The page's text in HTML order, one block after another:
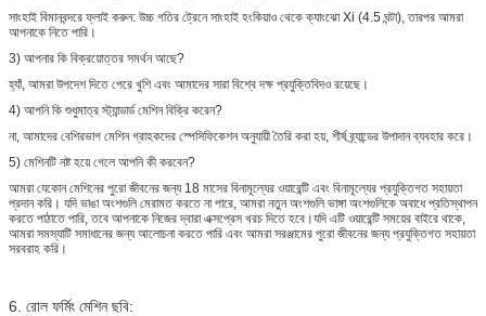
সাংহাই বিমানবন্দরে ফ্লাই করুন: উচ্চ গতির ট্রেনে সাংহাই হংকিয়াও থেকে ক্যাংঝো Xi (4.5 ঘন্টা), তারপর আমরা
আপনাকে নিতে পারি।
3) আপনার কি বিক্রয়োত্তর সমর্থন আছে?
হ্যাঁ, আমরা উপদেশ দিতে পেরে খুশি এবং আমাদের সারা বিশ্বে দক্ষ প্রযুক্তিবিদও রয়েছে।
4) আপনি কি শুধুমাত্র স্ট্যান্ডার্ড মেশিন বিক্রি করেন?
না, আমাদের বেশিরভাগ মেশিন গ্রাহকদের স্পেসিফিকেশন অনুযায়ী তৈরি করা হয়, শীর্ষ ব্র্যান্ডের উপাদান ব্যবহার করে।
5) মেশিনটি নষ্ট হয়ে গেলে আপনি কী করবেন?
আমরা যেকোন মেশিনের পুরো জীবনের জন্য 18 মাসের বিনামূল্যের ওয়ারেন্টি এবং বিনামূল্যের প্রযুক্তিগত সহায়তা
প্রদান করি। যদি ভাঙা অংশগুলি মেরামত করতে না পারে, আমরা নতুন অংশগুলি ভাঙ্গা অংশগুলিকে অবাধে প্রতিস্থাপন
করতে পাঠাতে পারি, তবে আপনাকে নিজের দ্বারা এক্সপ্রেস খরচ দিতে হবে।যদি এটি ওয়ারেন্টি সময়ের বাইরে থাকে,
আমরা সমস্যাটি সমাধানের জন্য আলোচনা করতে পারি এবং আমরা সরঞ্জামের পুরো জীবনের জন্য প্রযুক্তিগত সহায়তা
সরবরাহ করি।
6. রোল ফর্মিং মেশিন ছবি: